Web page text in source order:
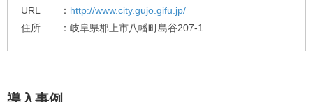
URL
http://www.city.gujo.gifu.jp/
住所
岐阜県郡上市八幡町島谷207-1